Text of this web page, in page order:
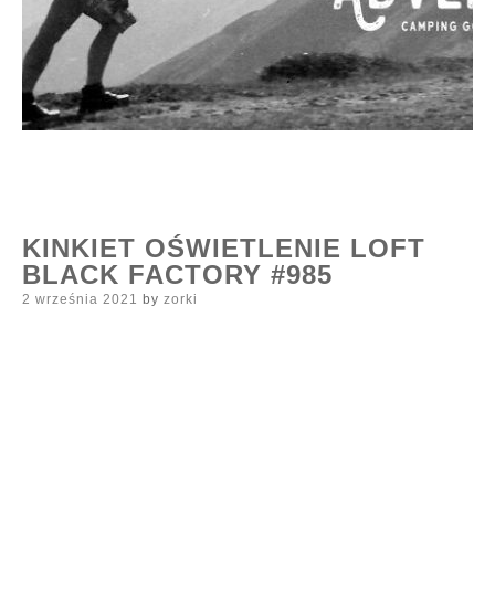
KINKIET OŚWIETLENIE LOFT
BLACK FACTORY #985
Posted
2 września 2021 by zorki